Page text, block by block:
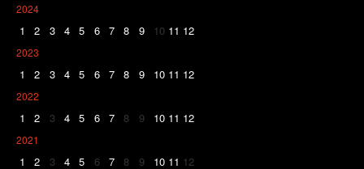
2024
1 2 3 4 5 6 7 8 9 10 11 12
2023
1 2 3 4 5 6 7 8 9 10 11 12
2022
1 2 3 4 5 6 7 8 9 10 11 12
2021
1 2 3 4 5 6 7 8 9 10 11 12